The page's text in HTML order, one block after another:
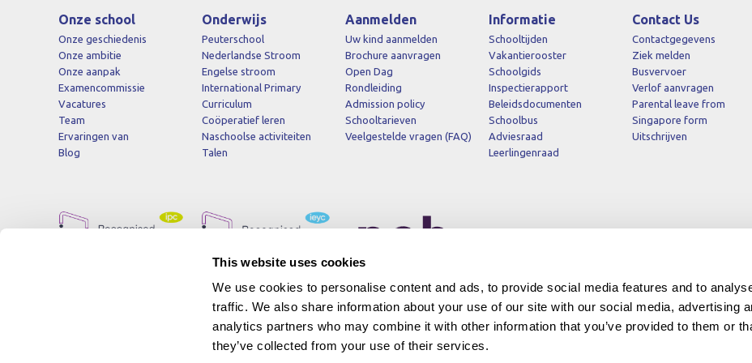
This website uses cookies
We use cookies to personalise content and ads, to provide social media features and to
traffic. We also share information about your use of our site with our social media, advertising
analytics partners who may combine it with other information that you’ve provided to them or
they’ve collected from your use of their services.
Onze school
Onze geschiedenis
Onze ambitie
Onze aanpak
Examencommissie
Vacatures
Team
Ervaringen van
Blog
Onderwijs
Peuterschool
Nederlandse Stroom
Engelse stroom
International Primary
Curriculum
Coöperatief leren
Naschoolse activiteiten
Talen
Aanmelden
Uw kind aanmelden
Brochure aanvragen
Open Dag
Rondleiding
Admission policy
Schooltarieven
Veelgestelde vragen (FAQ)
Informatie
Schooltijden
Vakantierooster
Schoolgids
Inspectierapport
Beleidsdocumenten
Schoolbus
Adviesraad
Leerlingenraad
Contact Us
Contactgegevens
Ziek melden
Busvervoer
Verlof aanvragen
Parental leave from
Singapore form
Uitschrijven